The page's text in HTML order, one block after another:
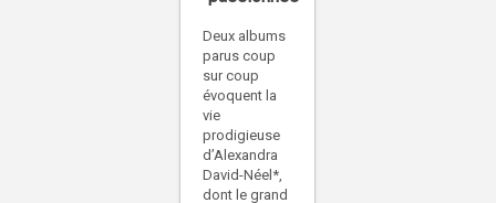
Deux albums
parus coup
sur coup
évoquent la
vie
prodigieuse
d’Alexandra
David-Néel*,
dont le grand